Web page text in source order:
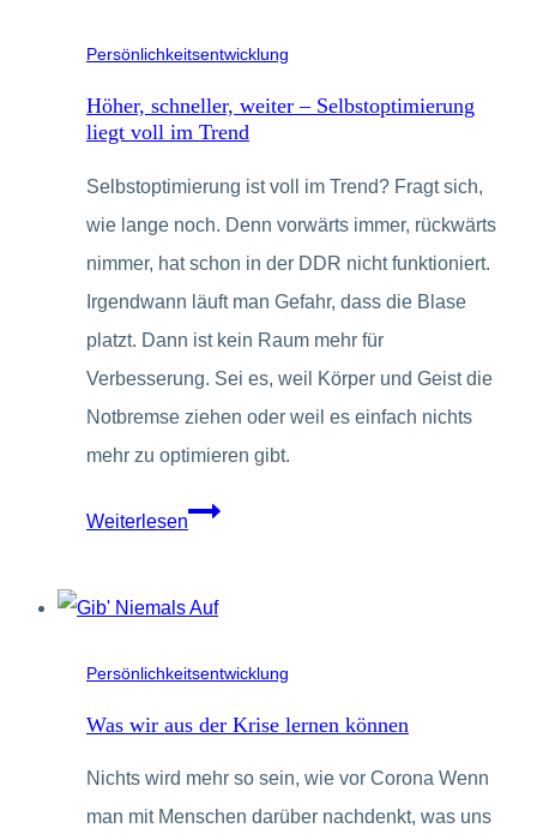
Chancen
der
nutzen
Persönlichkeitsentwicklung
Höher, schneller, weiter – Selbstoptimierung
liegt voll im Trend
Selbstoptimierung ist voll im Trend? Fragt sich,
wie lange noch. Denn vorwärts immer, rückwärts
nimmer, hat schon in der DDR nicht funktioniert.
Irgendwann läuft man Gefahr, dass die Blase
platzt. Dann ist kein Raum mehr für
Verbesserung. Sei es, weil Körper und Geist die
Notbremse ziehen oder weil es einfach nichts
mehr zu optimieren gibt.
WeiterlesenHöher,
Selbstoptimierung
im
Trend
Persönlichkeitsentwicklung
Was wir aus der Krise lernen können
Nichts wird mehr so sein, wie vor Corona Wenn
man mit Menschen darüber nachdenkt, was uns